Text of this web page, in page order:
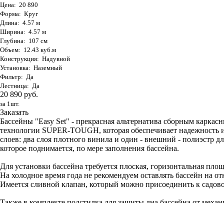
Цена: 20 890
Форма: Круг
Длина: 4.57 м
Ширина: 4.57 м
Глубина: 107 см
Объем: 12.43 куб.м
Конструкция: Надувной
Установка: Наземный
Фильтр: Да
Лестница: Да
20 890 руб.
за 1шт.
Заказать
Бассейны "Easy Set" - прекрасная альтернатива сборным
технологии SUPER-TOUGH, которая обеспечивает
слоев: два слоя плотного винила и один - внешний - полиэстр
которое поднимается, по мере заполнения бассейна.
Для установки бассейна требуется плоская, горизонтальная
На холодное время года не рекомендуем оставлять бассейн на
Имеется сливной клапан, который можно присоединить к